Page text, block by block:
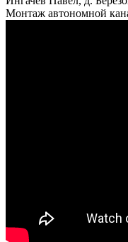
Монтаж автономной